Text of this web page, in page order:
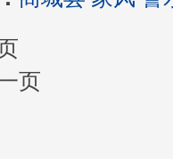
页